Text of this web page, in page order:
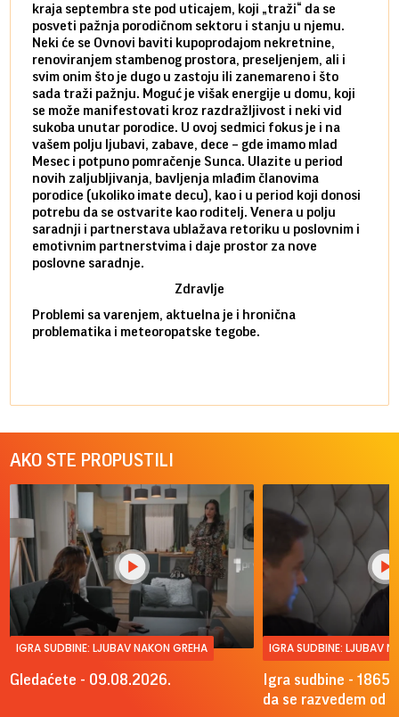
kraja septembra ste pod uticajem, koji „traži“ da se
posveti pažnja porodičnom sektoru i stanju u njemu.
Neki će se Ovnovi baviti kupoprodajom nekretnine,
renoviranjem stambenog prostora, preseljenjem, ali i
svim onim što je dugo u zastoju ili zanemareno i što
sada traži pažnju. Moguć je višak energije u domu, koji
se može manifestovati kroz razdražljivost i neki vid
sukoba unutar porodice. U ovoj sedmici fokus je i na
vašem polju ljubavi, zabave, dece – gde imamo mlad
Mesec i potpuno pomračenje Sunca. Ulazite u period
novih zaljubljivanja, bavljenja mlađim članovima
porodice (ukoliko imate decu), kao i u period koji donosi
potrebu da se ostvarite kao roditelj. Venera u polju
saradnji i partnerstava ublažava retoriku u poslovnim i
emotivnim partnerstvima i daje prostor za nove
poslovne saradnje.
Zdravlje
Problemi sa varenjem, aktuelna je i hronična
problematika i meteoropatske tegobe.
AKO STE PROPUSTILI
IGRA SUDBINE: LJUBAV NAKON GREHA
Gledaćete - 09.08.2026.
IGRA SUDBINE: LJUBAV
Igra sudbine - 1865.
da se razvedem od